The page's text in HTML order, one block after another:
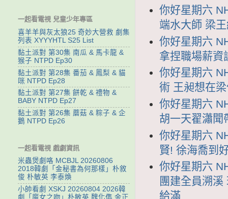
你好星期六
端水大師 梁
你好星期六
拿捏職場薪資
你好星期六
術 王昶想在
你好星期六
胡一天翟瀟聞
你好星期六
賢! 徐海喬到
你好星期六
團建全員溯
給滿
一起看電視 兒童少年專區
喜羊羊與灰太狼25 奇妙大營救 劇集
列表 XYYYHTL S25 List
黏土派對 第30集 南瓜 & 馬卡龍 &
猴子 NTPD Ep30
黏土派對 第28集 番茄 & 鳳梨 & 貓
咪 NTPD Ep28
黏土派對 第27集 餅乾 & 禮物 &
BABY NTPD Ep27
黏土派對 第26集 蘑菇 & 粽子 & 企
鵝 NTPD Ep26
一起看電視 戲劇資訊
米蟲煲劇咯 MCBJL 20260806
2018韓劇「金秘書為何那樣」朴敘
俊 朴敏英 李泰煥
小帥看劇 XSKJ 20260804 2026韓
劇「魔女之吻」朴敏英 魏化儁 金正